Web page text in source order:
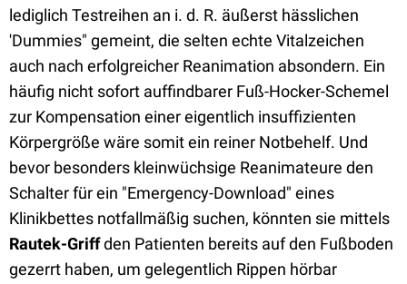
lediglich Testreihen an i. d. R. äußerst hässlichen
'Dummies" gemeint, die selten echte Vitalzeichen
auch nach erfolgreicher Reanimation absondern. Ein
häufig nicht sofort auffindbarer Fuß-Hocker-Schemel
zur Kompensation einer eigentlich insuffizienten
Körpergröße wäre somit ein reiner Notbehelf. Und
bevor besonders kleinwüchsige Reanimateure den
Schalter für ein "Emergency-Download" eines
Klinikbettes notfallmäßig suchen, könnten sie mittels
Rautek-Griffden Patienten bereits auf den Fußboden
gezerrt haben, um gelegentlich Rippen hörbar